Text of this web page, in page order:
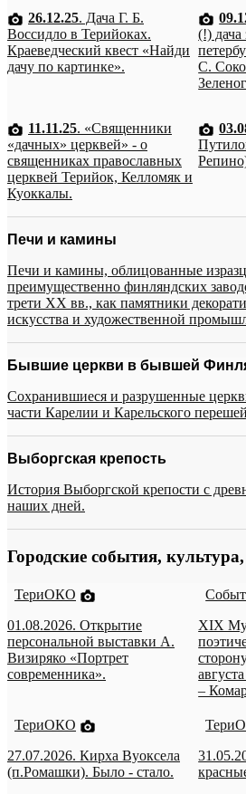
26.12.25. Дача Г. Б.
Воссидло в Терийоках.
Краеведческий квест «Найди
дачу по картинке».
(!) дача
С.
11.11.25. «Священники
«дачных» церквей» - о
священниках православных
церквей Терийок, Келломяк и
Куоккалы.
Печи и камины
Печи и камины, облицованные
преимущественно финляндских
трети XX вв., как памятники
искусства и художественной
Бывшие церкви в бывшей
Сохранившиеся и разрушенные
части Карелии и Карельского
Выборгская крепость
История Выборгской крепости с
наших дней.
Городские события,
ТериОКО
01.08.2026. Открытие
персональной выставки А.
Визиряко «Портрет
современника».
XIX
–
ТериОКО
27.07.2026. Кирха Вуоксела
(п.Ромашки). Было - стало.